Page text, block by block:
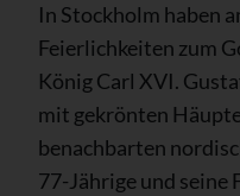
In Stockholm haben
Feierlichkeiten zum
König Carl XVI.
mit gekrönten
benachbarten
77-Jährige und seine